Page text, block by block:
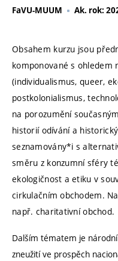
FaVU-MUUM Ak. rok:
Obsahem kurzu jsou
komponované s ohledem
(individualismus, queer,
postkolonialismus,
na porozumění
historií odívání a
seznamovány*i s
směru z konzumní sféry
ekologičnost a etiku v
cirkulačním obchodem.
např. charitativní obchod.
Dalším tématem je
zneužití ve prospěch